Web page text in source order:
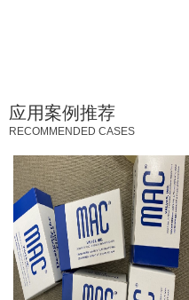
应用案例推荐
RECOMMENDED CASES